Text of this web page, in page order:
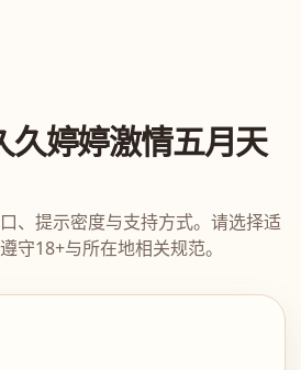
久婷婷激情五月天
、提示密度与支持方式。请选择适
守18+与所在地相关规范。